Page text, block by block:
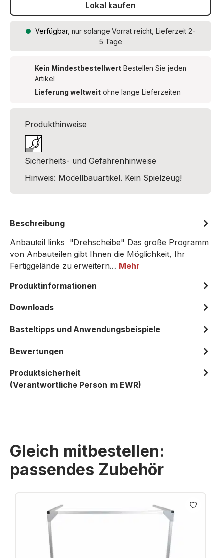
Lokal kaufen
Verfügbar, nur solange Vorrat reicht, Lieferzeit 2-
5 Tage
Kein Mindestbestellwert Bestellen Sie jeden
Artikel
Lieferung weltweit ohne lange Lieferzeiten
Produkthinweise
Sicherheits- und Gefahrenhinweise
Hinweis: Modellbauartikel. Kein Spielzeug!
Beschreibung
Anbauteil links "Drehscheibe" Das große Programm
von Anbauteilen gibt Ihnen die Möglichkeit, Ihr
Fertiggelände zu erweitern… Mehr
Produktinformationen
Downloads
Basteltipps und Anwendungsbeispiele
Bewertungen
Produktsicherheit
(Verantwortliche Person im EWR)
Gleich mitbestellen:
passendes Zubehör
Produktgalerie überspringen